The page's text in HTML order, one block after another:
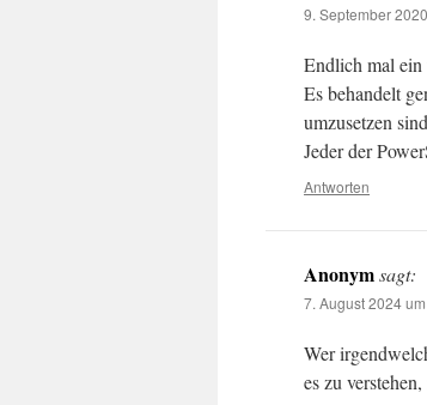
9. September
Endlich mal ein
Es behandelt
umzusetzen
Jeder der
Antworten
Anonymsagt:
7. August 2024
Wer
es zu